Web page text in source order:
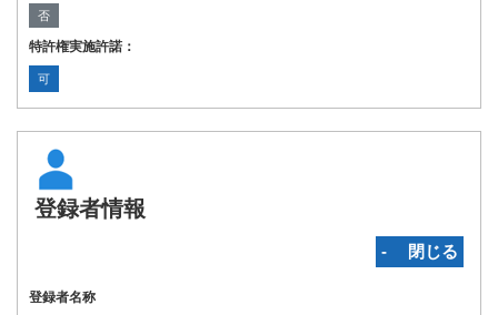
否
特許権実施許諾：
可
登録者情報
‐ 閉じる
登録者名称